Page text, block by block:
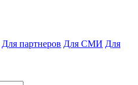
Для партнеров Для СМИ Для